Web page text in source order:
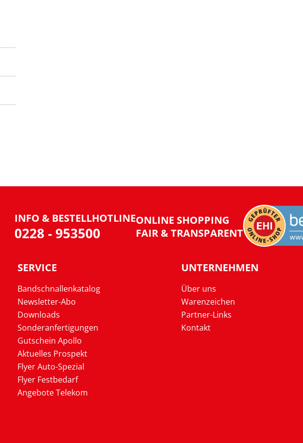
INFO & BESTELLHOTLINE
0228 - 953500
ONLINE SHOPPING
FAIR & TRANSPARENT
SERVICE
Bandschnallenkatalog
Newsletter-Abo
Downloads
Sonderanfertigungen
Gutschein Apollo
Aktuelles Prospekt
Flyer Auto-Spezial
Flyer Festbedarf
Angebote Telekom
UNTERNEHMEN
Über uns
Warenzeichen
Partner-Links
Kontakt